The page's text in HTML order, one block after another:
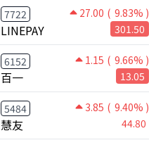
7722 27.00 ( 9.83% )
LINEPAY 301.50
6152 1.15 ( 9.66% )
百一 13.05
5484 3.85 ( 9.40% )
慧友 44.80